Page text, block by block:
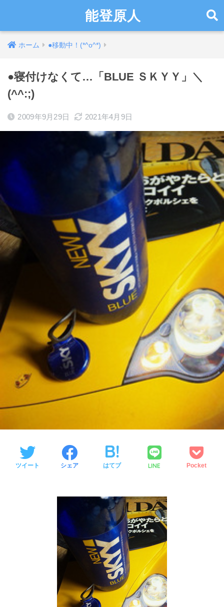
能登原人
ホーム ●移動中！(*^o^*)
●寝付けなくて…「BLUE ＳＫＹＹ」＼
(^^:;)
2009年9月29日 2021年4月9日
ツイート シェア はてブ LINE Pocket